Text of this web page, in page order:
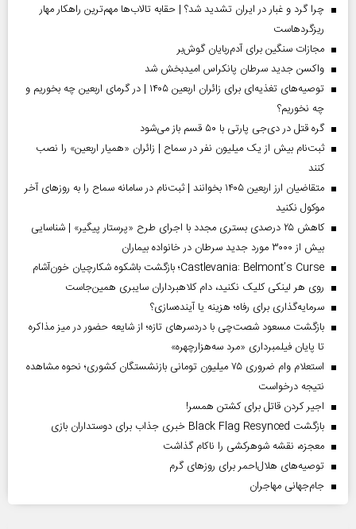
چرا گرد و غبار در ایران تشدید شد؟ | حقابه تالاب‌ها مهم‌ترین راهکار مهار
ریزگردهاست
مجازات سنگین برای آدم‌ربایان گوش‌بر
واکسن جدید سرطان پانکراس امیدبخش شد
توصیه‌های تغذیه‌ای برای زائران اربعین ۱۴۰۵ | در گرمای اربعین چه بخوریم و
چه نخوریم؟
گره قتل در دی‌جی پارتی با ۵۰ قسم باز می‌شود
ثبت‌نام بیش از یک میلیون نفر در سماح | زائران «همیار اربعین» را نصب
کنند
متقاضیان ارز اربعین ۱۴۰۵ بخوانند | ثبت‌نام در سامانه سماح را به روز‌های آخر
موکول نکنید
کاهش ۲۵ درصدی بستری مجدد با اجرای طرح «پرستار پیگیر» | شناسایی
بیش از ۳۰۰۰ مورد جدید سرطان در خانواده بیماران
Castlevania: Belmont’s Curse؛ بازگشت باشکوه شکارچیان خون‌آشام
روی هر لینکی کلیک نکنید، دام کلاهبرداران سایبری همین‌جاست
سرمایه‌گذاری برای رفاه؛ هزینه یا آینده‌سازی؟
بازگشت مسعود شصت‌چی با دردسر‌های تازه؛ از شایعه حضور در میز مذاکره
تا پایان فیلمبرداری «مرد سه‌هزارچهره»
استعلام وام ضروری ۷۵ میلیون تومانی بازنشستگان کشوری؛ نحوه مشاهده
نتیجه درخواست
اجیر کردن قاتل برای کشتن همسر!
بازگشت Black Flag Resynced خبری جذاب برای دوستداران بازی
معجزه، نقشه شوهرکشی را ناکام گذاشت
توصیه‌های هلال‌احمر برای روز‌های گرم
جام‌جهانی مهاجران